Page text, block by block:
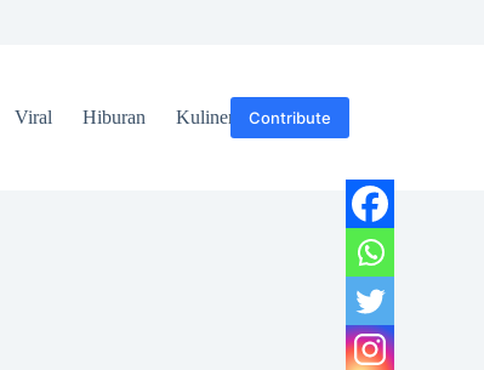
Viral Hiburan Kuliner Hukum
Contribute